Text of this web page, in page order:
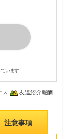
います
ス 友達紹介報酬
注意事項